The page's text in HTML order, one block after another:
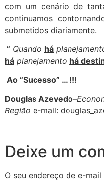
com um cenário de
continuamos
submetidos diariamente.
“ Quando há
há planejamento há
Ao “Sucesso” … !!!
Douglas Azevedo–
Região e-mail:
Deixe um
O seu endereço de e-